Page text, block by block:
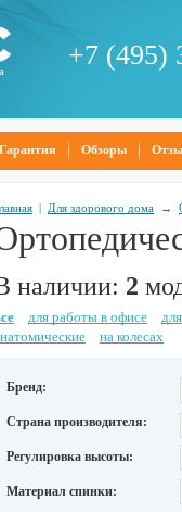
+7 (495)
Гарантия Обзоры
| Для здорового дома →
наличии: 2
для работы в офисе
на колесах
Бренд:
Страна производителя:
Регулировка высоты:
Материал спинки: